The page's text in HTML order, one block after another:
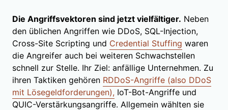
Die Angriffsvektoren sind jetzt vielfältiger. Neben
den üblichen Angriffen wie DDoS, SQL-Injection,
Cross-Site Scripting und Credential Stuffing waren
die Angreifer auch bei weiteren Schwachstellen
schnell zur Stelle. Ihr Ziel: anfällige Unternehmen. Zu
ihren Taktiken gehören RDDoS-Angriffe (also DDoS
mit Lösegeldforderungen), IoT-Bot-Angriffe und
QUIC-Verstärkungsangriffe. Allgemein wählten sie